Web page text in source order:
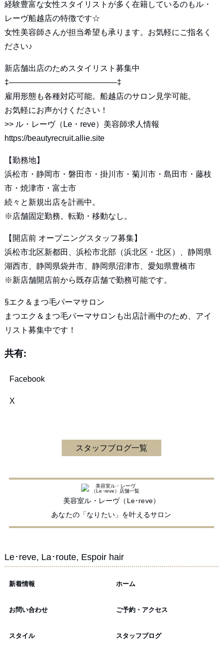
経験豊富な女性スタイリストが多く在籍しているのもル・
レーヴ船越店の特徴です☆
女性美容師さんが担当希望も承ります。お気軽にご指名く
ださい♪
新店舗出店のためスタイリスト募集中
‡—————————————–‡
雇用形態も各種対応可能。船越店のサロン見学可能。
お気軽にお声かけください！
>> ル・レーヴ（Le・reve）美容師求人情報
https://beautyrecruit.allie.site
【勤務地】
浜松市・静岡市・磐田市・掛川市・菊川市・島田市・藤枝
市・焼津市・富士市
続々と新規出店を計画中。
※店舗固定勤務。転勤・移動なし。
【開店前 オープニングスタッフ募集】
浜松市北区新都田、浜松市北部（浜北区・北区）、静岡県
湖西市、静岡県袋井市、静岡県沼津市、愛知県豊橋市
※新店舗開店前から既存店舗で勤務可能です。
§エク＆まつ毛パーマサロン
まつエク＆まつ毛パーマサロンも出店計画中のため、アイ
リスト募集中です！
共有:
Facebook
X
スタッフブログ一覧
美容室ル・レーヴ（Le･reve）
あなたの「なりたい」を叶えるサロン
Le･reve, La･route, Espoir hair
新着情報 ホーム
お問い合わせ ご予約・アクセス
スタイル スタッフブログ